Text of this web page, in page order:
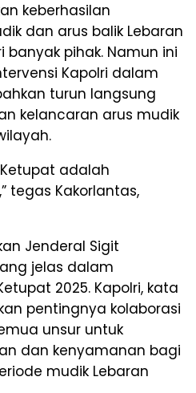
keberhasilan
dan arus balik Lebaran
banyak pihak. Namun ini
Kapolri dalam
turun langsung
kelancaran arus mudik
adalah
tegas Kakorlantas,
Jenderal Sigit
jelas dalam
2025. Kapolri, kata
pentingnya kolaborasi
unsur untuk
dan kenyamanan bagi
mudik Lebaran